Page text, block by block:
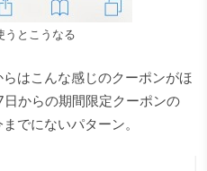
うとこうなる
はこんな感じのクーポンがほ
からの期間限定クーポンの
でにないパターン。